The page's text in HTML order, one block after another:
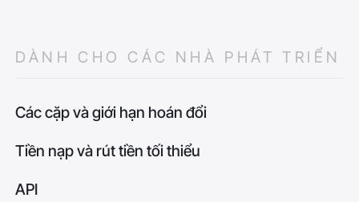
DÀNH CHO CÁC NHÀ PHÁT TRIỂN
Các cặp và giới hạn hoán đổi
Tiền nạp và rút tiền tối thiểu
API